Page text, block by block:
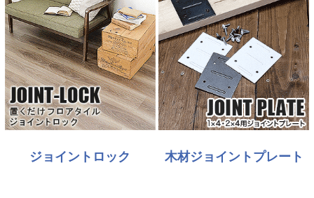
ジョイントロック 木材ジョイントプレート